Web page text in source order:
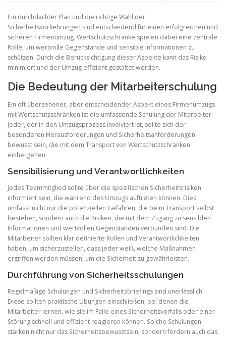
Ein durchdachter Plan und die richtige Wahl der
Sicherheitsvorkehrungen sind entscheidend für einen erfolgreichen und
sicheren Firmenumzug. Wertschutzschränke spielen dabei eine zentrale
Rolle, um wertvolle Gegenstände und sensible Informationen zu
schützen. Durch die Berücksichtigung dieser Aspekte kann das Risiko
minimiert und der Umzug effizient gestaltet werden.
Die Bedeutung der Mitarbeiterschulung
Ein oft übersehener, aber entscheidender Aspekt eines Firmenumzugs
mit Wertschutzschränken ist die umfassende Schulung der Mitarbeiter.
Jeder, der in den Umzugsprozess involviert ist, sollte sich der
besonderen Herausforderungen und Sicherheitsanforderungen
bewusst sein, die mit dem Transport von Wertschutzschränken
einhergehen.
Sensibilisierung und Verantwortlichkeiten
Jedes Teammitglied sollte über die spezifischen Sicherheitsrisiken
informiert sein, die während des Umzugs auftreten können. Dies
umfasst nicht nur die potenziellen Gefahren, die beim Transport selbst
bestehen, sondern auch die Risiken, die mit dem Zugang zu sensiblen
Informationen und wertvollen Gegenständen verbunden sind. Die
Mitarbeiter sollten klar definierte Rollen und Verantwortlichkeiten
haben, um sicherzustellen, dass jeder weiß, welche Maßnahmen
ergriffen werden müssen, um die Sicherheit zu gewährleisten.
Durchführung von Sicherheitsschulungen
Regelmäßige Schulungen und Sicherheitsbriefings sind unerlässlich.
Diese sollten praktische Übungen einschließen, bei denen die
Mitarbeiter lernen, wie sie im Falle eines Sicherheitsvorfalls oder einer
Störung schnell und effizient reagieren können. Solche Schulungen
stärken nicht nur das Sicherheitsbewusstsein, sondern fördern auch das